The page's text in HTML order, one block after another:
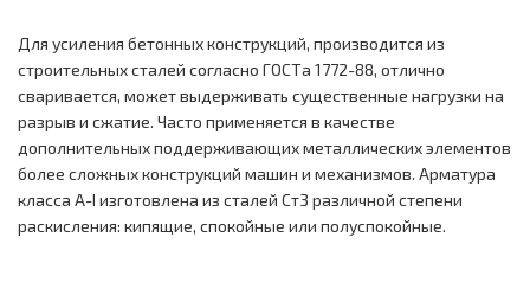
Для усиления бетонных конструкций, производится из
строительных сталей согласно ГОСТа 1772-88, отлично
сваривается, может выдерживать существенные нагрузки на
разрыв и сжатие. Часто применяется в качестве
дополнительных поддерживающих металлических элементов
более сложных конструкций машин и механизмов. Арматура
класса A-I изготовлена из сталей Ст3 различной степени
раскисления: кипящие, спокойные или полуспокойные.